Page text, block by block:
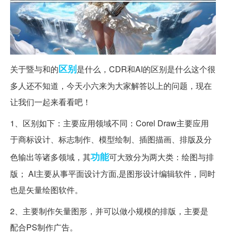
关于暨与和的区别是什么，CDR和AI的区别是什么这个很
多人还不知道，今天小六来为大家解答以上的问题，现在
让我们一起来看看吧！
1、区别如下：主要应用领域不同：Corel Draw主要应用
于商标设计、标志制作、模型绘制、插图描画、排版及分
色输出等诸多领域，其功能可大致分为两大类：绘图与排
版； AI主要从事平面设计方面,是图形设计编辑软件，同时
也是矢量绘图软件。
2、主要制作矢量图形，并可以做小规模的排版，主要是
配合PS制作广告。